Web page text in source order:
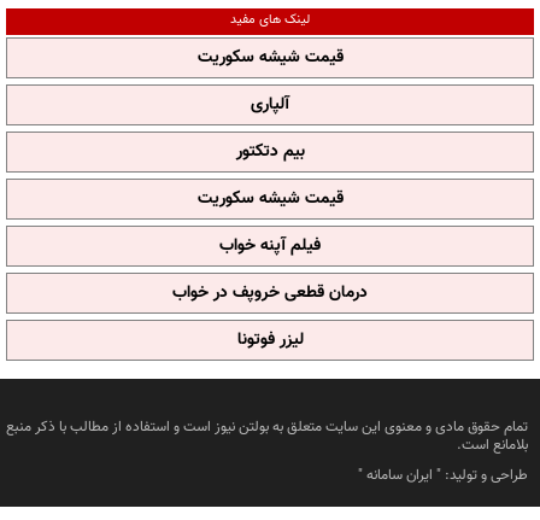
لینک های مفید
قیمت شیشه سکوریت
آلپاری
بیم دتکتور
قیمت شیشه سکوریت
فیلم آپنه خواب
درمان قطعی خروپف در خواب
لیزر فوتونا
تمام حقوق مادی و معنوی این سایت متعلق به بولتن نیوز است و استفاده از مطالب با ذکر منبع
بلامانع است.
طراحی و تولید: " ایران سامانه"